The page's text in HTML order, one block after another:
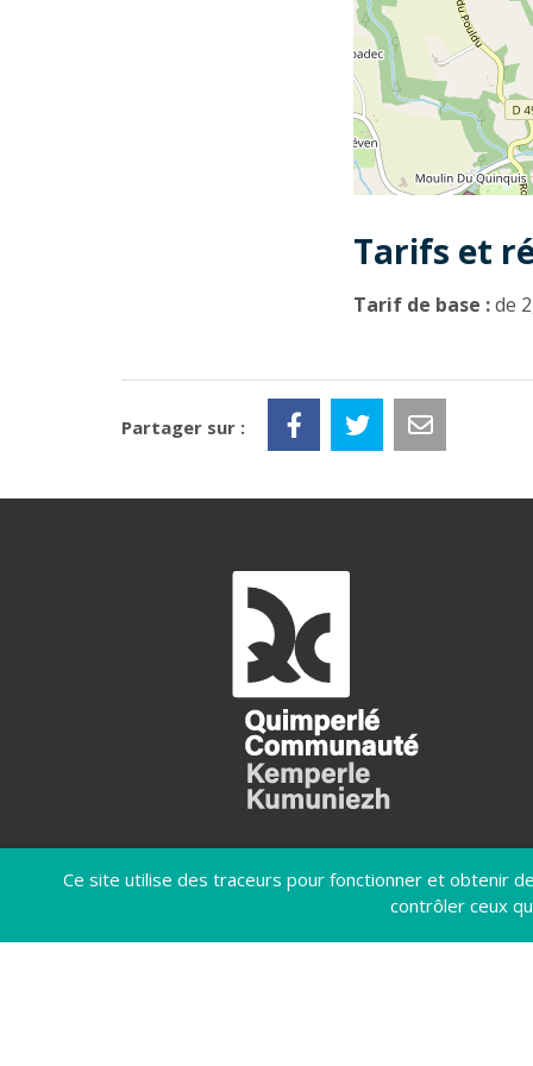
Ce site utilise des traceurs pour fonctionner et obtenir
contrôler ceux
Tarifs et
Tarif de base :de
Partager sur :